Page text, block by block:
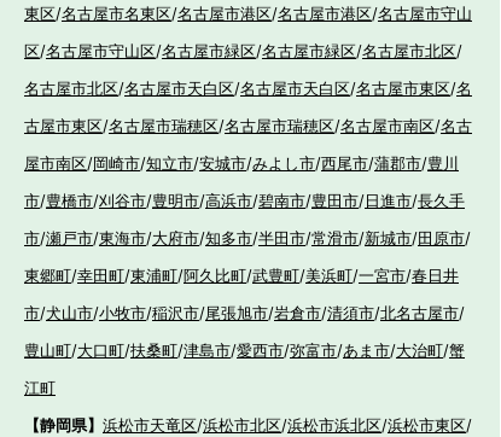
東区/名古屋市名東区/名古屋市港区/名古屋市港区/名古屋市守山
区/名古屋市守山区/名古屋市緑区/名古屋市緑区/名古屋市北区/
名古屋市北区/名古屋市天白区/名古屋市天白区/名古屋市東区/名
古屋市東区/名古屋市瑞穂区/名古屋市瑞穂区/名古屋市南区/名古
屋市南区/岡崎市/知立市/安城市/みよし市/西尾市/蒲郡市/豊川
市/豊橋市/刈谷市/豊明市/高浜市/碧南市/豊田市/日進市/長久手
市/瀬戸市/東海市/大府市/知多市/半田市/常滑市/新城市/田原市/
東郷町/幸田町/東浦町/阿久比町/武豊町/美浜町/一宮市/春日井
市/犬山市/小牧市/稲沢市/尾張旭市/岩倉市/清須市/北名古屋市/
豊山町/大口町/扶桑町/津島市/愛西市/弥富市/あま市/大治町/蟹
江町
【静岡県】 浜松市天竜区/浜松市北区/浜松市浜北区/浜松市東区/